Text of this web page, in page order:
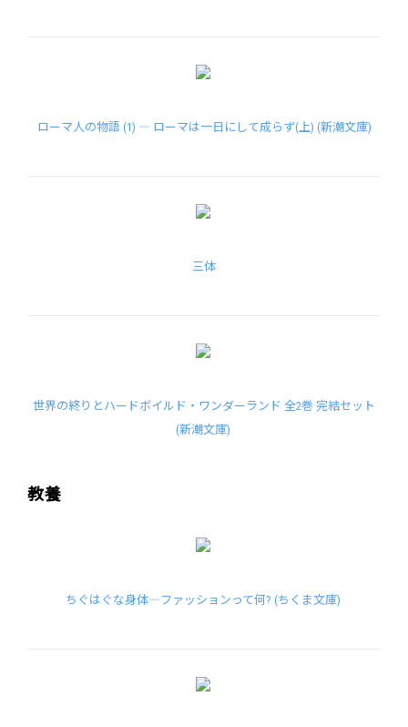
ローマ人の物語 (1) ― ローマは一日にして成らず(上) (新潮文庫)
三体
世界の終りとハードボイルド・ワンダーランド 全2巻 完結セット
(新潮文庫)
教養
ちぐはぐな身体―ファッションって何? (ちくま文庫)